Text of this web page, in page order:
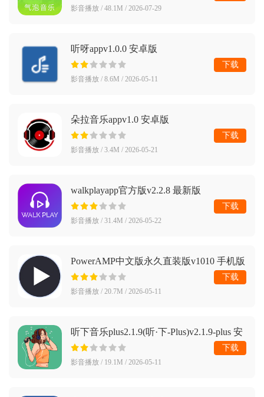
影音播放 / 48.1M / 2026-07-29
听呀appv1.0.0 安卓版
影音播放 / 8.6M / 2026-05-11
下载
朵拉音乐appv1.0 安卓版
影音播放 / 3.4M / 2026-05-21
下载
walkplayapp官方版v2.2.8 最新版
影音播放 / 31.4M / 2026-05-22
下载
PowerAMP中文版永久直装版v1010 手机版
影音播放 / 20.7M / 2026-05-11
下载
听下音乐plus2.1.9(听·下-Plus)v2.1.9-plus 安
卓版
影音播放 / 19.1M / 2026-05-11
下载